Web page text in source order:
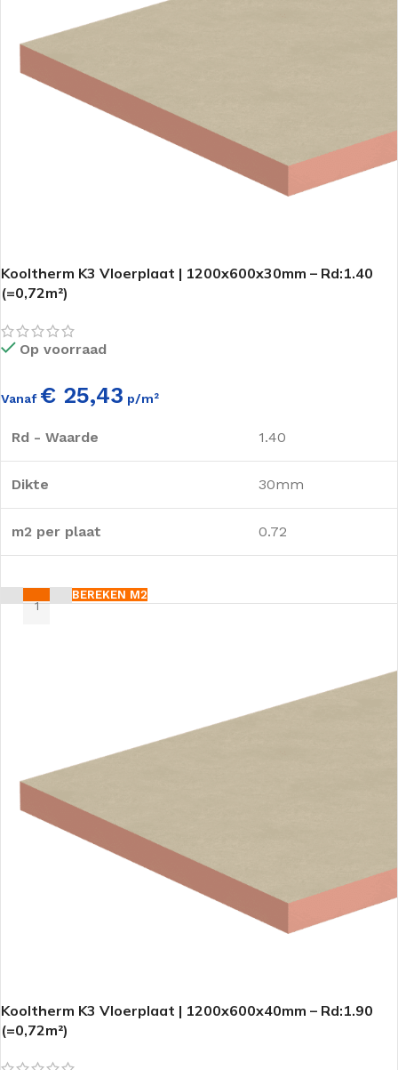
Kooltherm K3 Vloerplaat | 1200x600x30mm – Rd:1.40
(=0,72m²)
Op voorraad
Vanaf € 25,43 p/m²
Rd - Waarde 1.40
Dikte 30mm
m2 per plaat 0.72
BEREKEN M2
Kooltherm K3 Vloerplaat | 1200x600x40mm – Rd:1.90
(=0,72m²)